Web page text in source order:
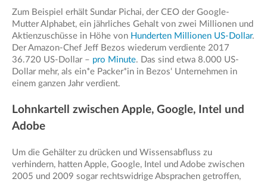
Zum Beispiel erhält Sundar Pichai, der CEO der Google-
Mutter Alphabet, ein jährliches Gehalt von zwei Millionen und
Aktienzuschüsse in Höhe von Hunderten Millionen US-Dollar.
Der Amazon-Chef Jeff Bezos wiederum verdiente 2017
36.720 US-Dollar – pro Minute. Das sind etwa 8.000 US-
Dollar mehr, als ein*e Packer*in in Bezos‘ Unternehmen in
einem ganzen Jahr verdient.
Lohnkartell zwischen Apple, Google, Intel und
Adobe
Um die Gehälter zu drücken und Wissensabfluss zu
verhindern, hatten Apple, Google, Intel und Adobe zwischen
2005 und 2009 sogar rechtswidrige Absprachen getroffen,